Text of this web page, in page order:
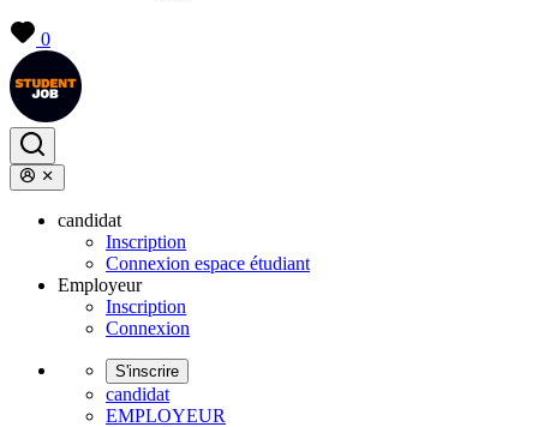
0
candidat
Inscription
Connexion espace étudiant
Employeur
Inscription
Connexion
S'inscrire
candidat
EMPLOYEUR